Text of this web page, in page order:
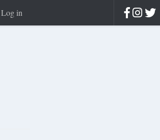
Log in